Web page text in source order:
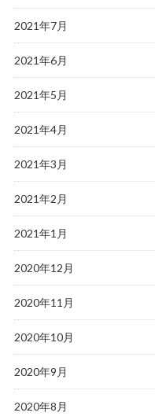
2021年7月
2021年6月
2021年5月
2021年4月
2021年3月
2021年2月
2021年1月
2020年12月
2020年11月
2020年10月
2020年9月
2020年8月